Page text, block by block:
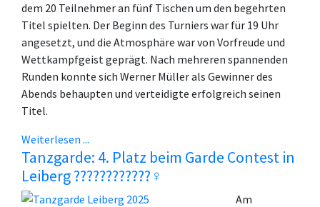
dem 20 Teilnehmer an fünf Tischen um den begehrten
Titel spielten. Der Beginn des Turniers war für 19 Uhr
angesetzt, und die Atmosphäre war von Vorfreude und
Wettkampfgeist geprägt. Nach mehreren spannenden
Runden konnte sich Werner Müller als Gewinner des
Abends behaupten und verteidigte erfolgreich seinen
Titel.
Weiterlesen ...
Tanzgarde: 4. Platz beim Garde Contest in
Leiberg ????????????‍♀️
Am